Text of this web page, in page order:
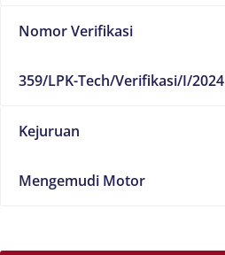
Nomor Verifikasi
359/LPK-Tech/Verifikasi/I/2024
Kejuruan
Mengemudi Motor